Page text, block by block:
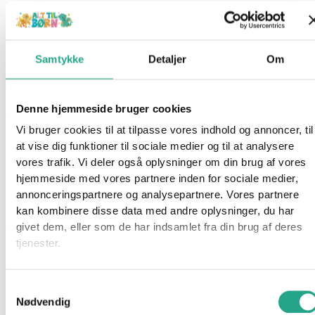
Samtykke Detaljer Om
Denne hjemmeside bruger cookies
Vi bruger cookies til at tilpasse vores indhold og annoncer, til
at vise dig funktioner til sociale medier og til at analysere
vores trafik. Vi deler også oplysninger om din brug af vores
hjemmeside med vores partnere inden for sociale medier,
annonceringspartnere og analysepartnere. Vores partnere
kan kombinere disse data med andre oplysninger, du har
givet dem, eller som de har indsamlet fra din brug af deres
tjenester.
Nødvendig
Our Generation – Dukke Tandfeen
549,95
Ikke på lager
Generation
Beskrivelse
Spørg om produktet
Hjælp tandfeen med at samle tænder under børns hovedpuder.
Our Generation dukken ligner den magiske tandfe, der flyver
ind om natten og samler tænder i bytte for en mønt.
Tandfeen er iført en smuk lyserød kjole, et par gennemsigtige
sko og et par lyserøde vinger.
krone og en lille æske.